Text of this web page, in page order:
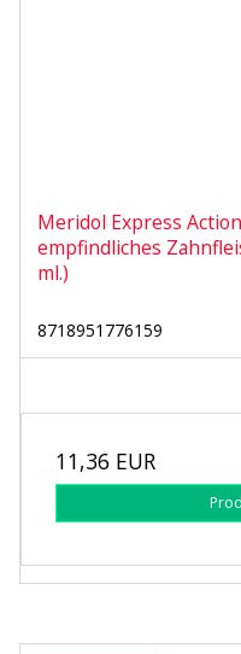
Meridol Express
empfindliches
ml.)
8718951776159
11,36 EUR